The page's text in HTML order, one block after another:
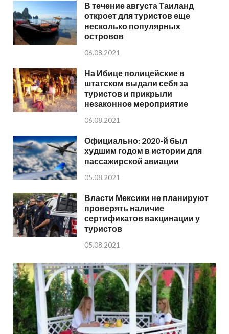
В течение августа Таиланд
откроет для туристов еще
несколько популярных
островов
06.08.2021
На Ибице полицейские в
штатском выдали себя за
туристов и прикрыли
незаконное мероприятие
06.08.2021
Официально: 2020-й был
худшим годом в истории для
пассажирской авиации
05.08.2021
Власти Мексики не планируют
проверять наличие
сертификатов вакцинации у
туристов
05.08.2021